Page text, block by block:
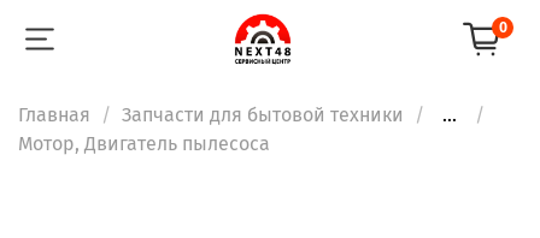
0
Главная Запчасти для бытовой техники
...
Мотор, Двигатель пылесоса